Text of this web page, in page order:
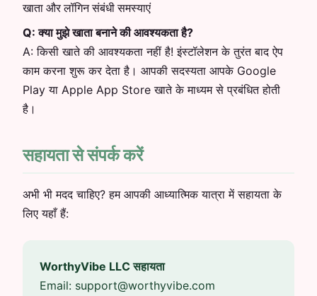
खाता और लॉगिन संबंधी समस्याएं
Q:क्या मुझे खाता बनाने की आवश्यकता है?
A:किसी खाते की आवश्यकता नहीं है! इंस्टॉलेशन के तुरंत बाद ऐप
काम करना शुरू कर देता है। आपकी सदस्यता आपके Google
Play या Apple App Store खाते के माध्यम से प्रबंधित होती
है।
सहायता से संपर्क करें
अभी भी मदद चाहिए? हम आपकी आध्यात्मिक यात्रा में सहायता के
लिए यहाँ हैं:
WorthyVibe LLC सहायता
Email: support@worthyvibe.com